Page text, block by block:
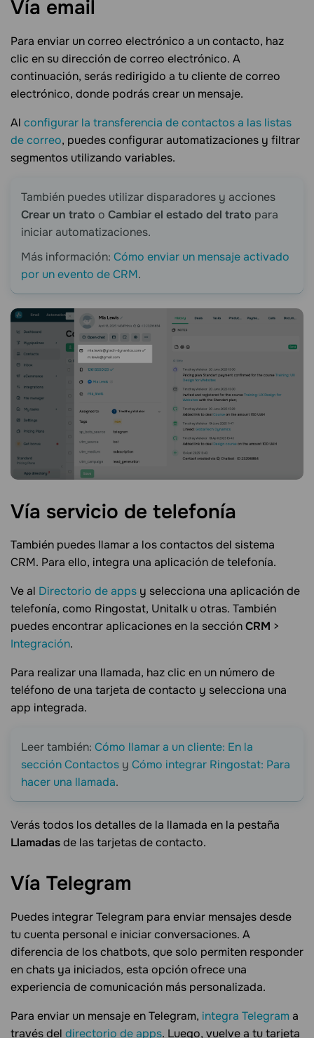
Vía email
Para enviar un correo electrónico a un contacto, haz
clic en su dirección de correo electrónico. A
continuación, serás redirigido a tu cliente de correo
electrónico, donde podrás crear un mensaje.
Al configurar la transferencia de contactos a las listas
de correo, puedes configurar automatizaciones y filtrar
segmentos utilizando variables.
También puedes utilizar disparadores y acciones
Crear un trato o Cambiar el estado del trato para
iniciar automatizaciones.
Más información: Cómo enviar un mensaje activado
por un evento de CRM.
Vía servicio de telefonía
También puedes llamar a los contactos del sistema
CRM. Para ello, integra una aplicación de telefonía.
Ve al Directorio de apps y selecciona una aplicación de
telefonía, como Ringostat, Unitalk u otras. También
puedes encontrar aplicaciones en la secciónCRM >
Integración.
Para realizar una llamada, haz clic en un número de
teléfono de una tarjeta de contacto y selecciona una
app integrada.
Leer también: Cómo llamar a un cliente: En la
sección Contactos y Cómo integrar Ringostat: Para
hacer una llamada.
Verás todos los detalles de la llamada en la pestaña
Llamadasde las tarjetas de contacto.
Vía Telegram
Puedes integrar Telegram para enviar mensajes desde
tu cuenta personal e iniciar conversaciones. A
diferencia de los chatbots, que solo permiten responder
en chats ya iniciados, esta opción ofrece una
experiencia de comunicación más personalizada.
Para enviar un mensaje en Telegram, integra Telegram a
través del directorio de apps. Luego, vuelve a tu tarjeta